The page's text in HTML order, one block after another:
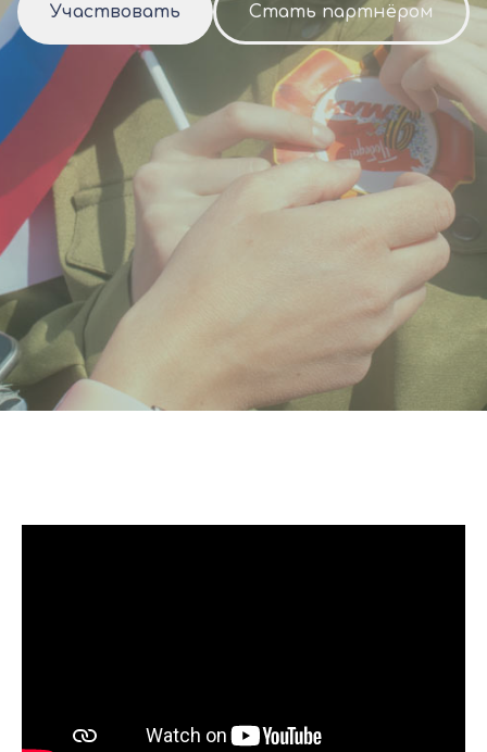
Участвовать Стать партнёром